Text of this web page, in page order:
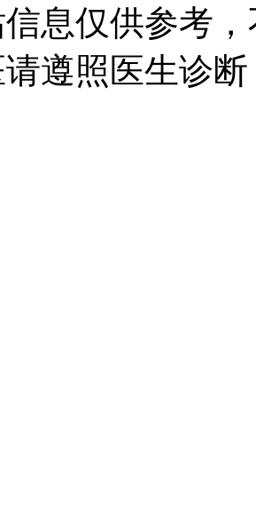
信息仅供参考
遵照医生诊断